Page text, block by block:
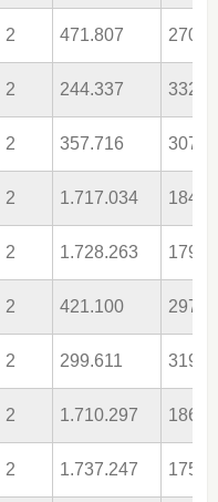
2 471.807
2 244.337
2 357.716
2 1.717.034
2 1.728.263
2 421.100
2 299.611
2 1.710.297
2 1.737.247